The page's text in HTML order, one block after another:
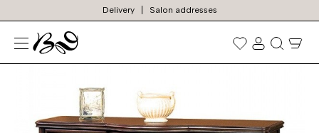
Delivery Salon addresses
Prekių
paieška
TOP